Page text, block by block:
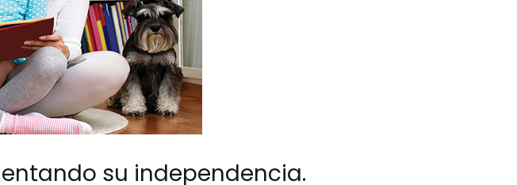
su independencia.